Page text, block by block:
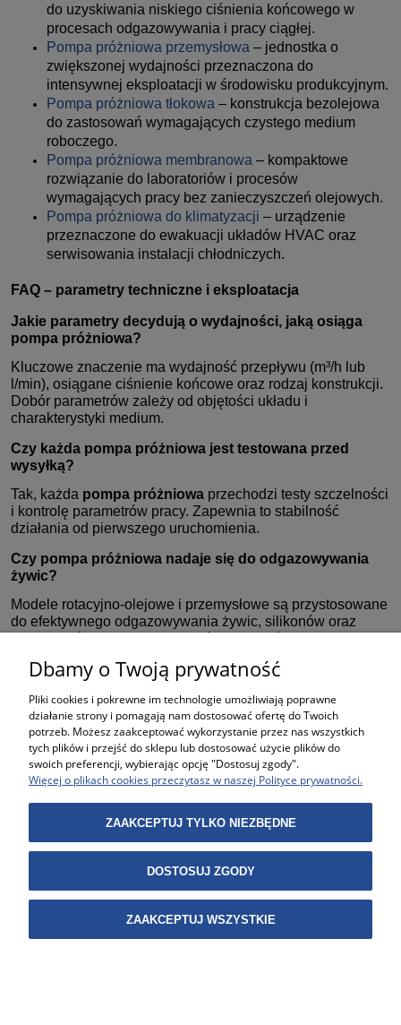
do uzyskiwania niskiego ciśnienia końcowego w
procesach odgazowywania i pracy ciągłej.
Pompa próżniowa przemysłowa – jednostka o
zwiększonej wydajności przeznaczona do
intensywnej eksploatacji w środowisku produkcyjnym.
Pompa próżniowa tłokowa – konstrukcja bezolejowa
do zastosowań wymagających czystego medium
roboczego.
Pompa próżniowa membranowa – kompaktowe
rozwiązanie do laboratoriów i procesów
wymagających pracy bez zanieczyszczeń olejowych.
Pompa próżniowa do klimatyzacji – urządzenie
przeznaczone do ewakuacji układów HVAC oraz
serwisowania instalacji chłodniczych.
FAQ – parametry techniczne i eksploatacja
Jakie parametry decydują o wydajności, jaką osiąga
pompa próżniowa?
Kluczowe znaczenie ma wydajność przepływu (m³/h lub
l/min), osiągane ciśnienie końcowe oraz rodzaj konstrukcji.
Dobór parametrów zależy od objętości układu i
charakterystyki medium.
Czy każda pompa próżniowa jest testowana przed
wysyłką?
Tak, każda pompa próżniowa przechodzi testy szczelności
i kontrolę parametrów pracy. Zapewnia to stabilność
działania od pierwszego uruchomienia.
Czy pompa próżniowa nadaje się do odgazowywania
żywic?
Modele rotacyjno-olejowe i przemysłowe są przystosowane
do efektywnego odgazowywania żywic, silikonów oraz
Czy możliwa jest praca ciągła?
Wybrane modele, w szczególnościPompy próżniowe
przemysłowe, są przystosowane do pracy ciągłej w
warunkach produkcyjnych przy zachowaniu stabilnych
parametrów.
shop@vacuumchambers.eu
Dbamy o Twoją prywatność
Pliki cookies i pokrewne im technologie umożliwiają poprawne
działanie strony i pomagają nam dostosować ofertę do Twoich
potrzeb. Możesz zaakceptować wykorzystanie przez nas wszystkich
tych plików i przejść do sklepu lub dostosować użycie plików do
swoich preferencji, wybierając opcję "Dostosuj zgody".
Więcej o plikach cookies przeczytasz w naszej Polityce prywatności.
ZAAKCEPTUJ TYLKO NIEZBĘDNE
DOSTOSUJ ZGODY
ZAAKCEPTUJ WSZYSTKIE